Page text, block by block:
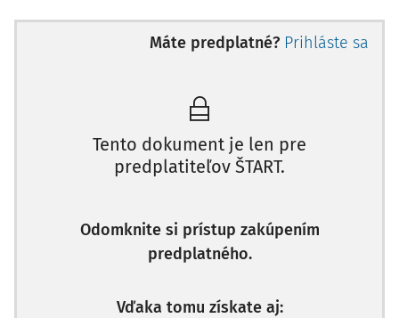
sa na pozemných komunikáciách.
V zmysle obsahového zamerania k tejto úlohe boli
zameraním na slovenských ako aj zahraničných
Vykonaných malo byť najmenej 60 previerok
na jeden krajský inšpektorát práce. Výber miest kontrol
uskutočnili jednotlivé inšpektoráty práce vo svojej
Máte predplatné? Prihláste sa
Tento dokument je len pre
predplatiteľov ŠTART.
Odomknite si prístup zakúpením
predplatného.
Vďaka tomu získate aj: